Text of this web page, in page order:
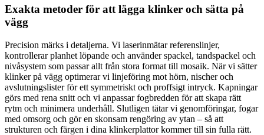
Exakta metoder för att lägga klinker och sätta på
vägg
Precision märks i detaljerna. Vi laserinmätar referenslinjer,
kontrollerar planhet löpande och använder spackel, tandspackel och
nivåsystem som passar allt från stora format till mosaik. När vi sätter
klinker på vägg optimerar vi linjeföring mot hörn, nischer och
avslutningslister för ett symmetriskt och proffsigt intryck. Kapningar
görs med rena snitt och vi anpassar fogbredden för att skapa rätt
rytm och minimera underhåll. Slutligen tätar vi genomföringar, fogar
med omsorg och gör en skonsam rengöring av ytan – så att
strukturen och färgen i dina klinkerplattor kommer till sin fulla rätt.